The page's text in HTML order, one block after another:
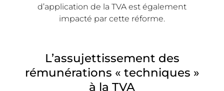
d’application de la TVA est également
impacté par cette réforme.
L’assujettissement des
rémunérations « techniques »
à la TVA